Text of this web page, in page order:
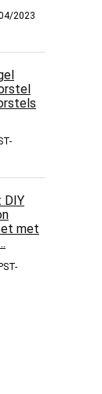
2023
DIY
met